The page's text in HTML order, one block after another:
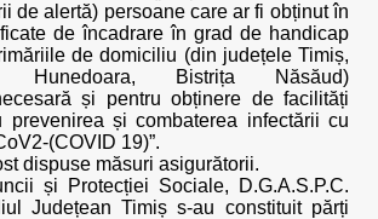
de alertă) persoane care ar fi obținut în
de încadrare în grad de handicap
de domiciliu (din județele Timiș,
Hunedoara, Bistrița Năsăud)
și pentru obținere de facilități
prevenirea și combaterea infectării cu
(COVID 19)”.
dispuse măsuri asigurătorii.
și Protecției Sociale, D.G.A.S.P.C.
Județean Timiș s-au constituit părți